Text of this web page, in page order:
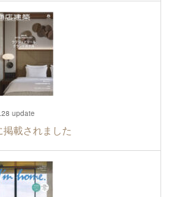
update
載されました